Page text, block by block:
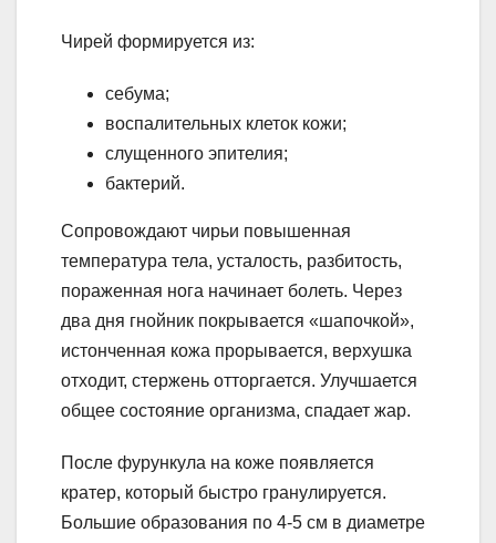
Чирей формируется из:
себума;
воспалительных клеток кожи;
слущенного эпителия;
бактерий.
Сопровождают чирьи повышенная
температура тела, усталость, разбитость,
пораженная нога начинает болеть. Через
два дня гнойник покрывается «шапочкой»,
истонченная кожа прорывается, верхушка
отходит, стержень отторгается. Улучшается
общее состояние организма, спадает жар.
После фурункула на коже появляется
кратер, который быстро гранулируется.
Большие образования по 4-5 см в диаметре